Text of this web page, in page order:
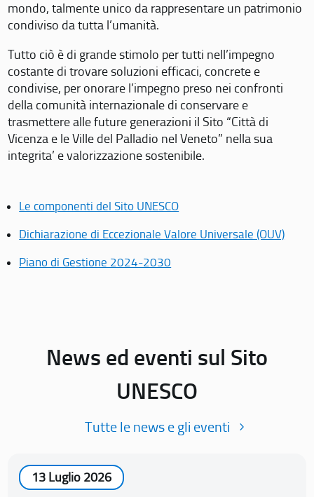
mondo, talmente unico da rappresentare un patrimonio
condiviso da tutta l’umanità.
Tutto ciò è di grande stimolo per tutti nell’impegno
costante di trovare soluzioni efficaci, concrete e
condivise, per onorare l’impegno preso nei confronti
della comunità internazionale di conservare e
trasmettere alle future generazioni il Sito “Città di
Vicenza e le Ville del Palladio nel Veneto” nella sua
integrita’ e valorizzazione sostenibile.
Le componenti del Sito UNESCO
Dichiarazione di Eccezionale Valore Universale (OUV)
Piano di Gestione 2024-2030
News ed eventi sul Sito
UNESCO
Tutte le news e gli eventi
13 Luglio 2026